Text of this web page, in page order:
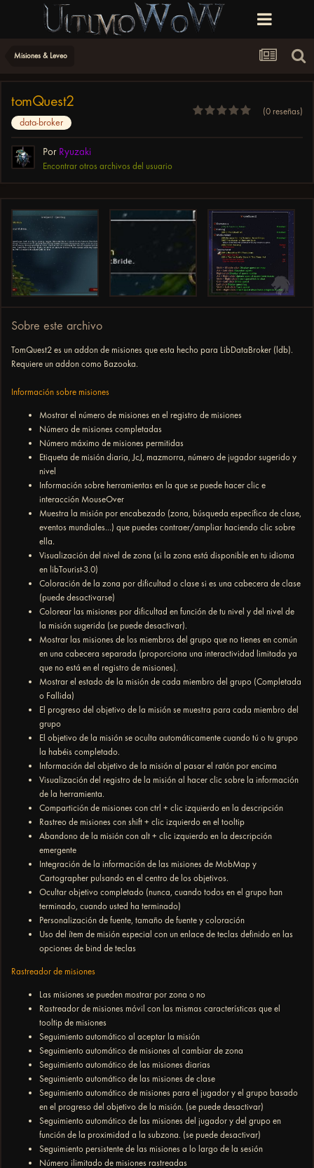
Misiones & Leveo
tomQuest2
data-broker
(0 reseñas)
Por Ryuzaki
Encontrar otros archivos del usuario
Sobre este archivo
TomQuest2 es un addon de misiones que esta hecho para LibDataBroker (ldb).
Requiere un addon como Bazooka.
Información sobre misiones
Mostrar el número de misiones en el registro de misiones
Número de misiones completadas
Número máximo de misiones permitidas
Etiqueta de misión diaria, JcJ, mazmorra, número de jugador sugerido y
nivel
Información sobre herramientas en la que se puede hacer clic e
interacción MouseOver
Muestra la misión por encabezado (zona, búsqueda específica de clase,
eventos mundiales...) que puedes contraer/ampliar haciendo clic sobre
ella.
Visualización del nivel de zona (si la zona está disponible en tu idioma
en libTourist-3.0)
Coloración de la zona por dificultad o clase si es una cabecera de clase
(puede desactivarse)
Colorear las misiones por dificultad en función de tu nivel y del nivel de
la misión sugerida (se puede desactivar).
Mostrar las misiones de los miembros del grupo que no tienes en común
en una cabecera separada (proporciona una interactividad limitada ya
que no está en el registro de misiones).
Mostrar el estado de la misión de cada miembro del grupo (Completada
o Fallida)
El progreso del objetivo de la misión se muestra para cada miembro del
grupo
El objetivo de la misión se oculta automáticamente cuando tú o tu grupo
la habéis completado.
Información del objetivo de la misión al pasar el ratón por encima
Visualización del registro de la misión al hacer clic sobre la información
de la herramienta.
Compartición de misiones con ctrl + clic izquierdo en la descripción
Rastreo de misiones con shift + clic izquierdo en el tooltip
Abandono de la misión con alt + clic izquierdo en la descripción
emergente
Integración de la información de las misiones de MobMap y
Cartographer pulsando en el centro de los objetivos.
Ocultar objetivo completado (nunca, cuando todos en el grupo han
terminado, cuando usted ha terminado)
Personalización de fuente, tamaño de fuente y coloración
Uso del ítem de misión especial con un enlace de teclas definido en las
opciones de bind de teclas
Rastreador de misiones
Las misiones se pueden mostrar por zona o no
Rastreador de misiones móvil con las mismas características que el
tooltip de misiones
Seguimiento automático al aceptar la misión
Seguimiento automático de misiones al cambiar de zona
Seguimiento automático de las misiones diarias
Seguimiento automático de las misiones de clase
Seguimiento automático de misiones para el jugador y el grupo basado
en el progreso del objetivo de la misión. (se puede desactivar)
Seguimiento automático de las misiones del jugador y del grupo en
función de la proximidad a la subzona. (se puede desactivar)
Seguimiento persistente de las misiones a lo largo de la sesión
Número ilimitado de misiones rastreadas